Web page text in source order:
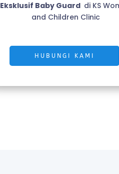
Eksklusif Baby Guard di KS
and Children Clinic
HUBUNGI KAMI